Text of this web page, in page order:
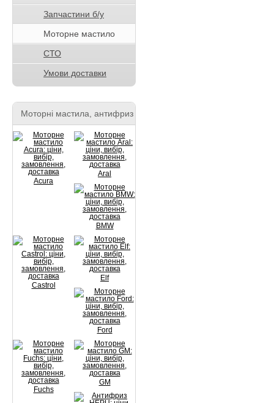
Запчастини б/у
Моторне мастило
СТО
Умови доставки
Моторні мастила, антифриз
Acura
Aral
BMW
Castrol
Elf
Ford
Fuchs
GM